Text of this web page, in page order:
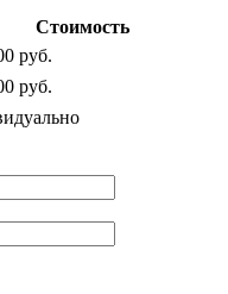
Стоимость
руб.
руб.